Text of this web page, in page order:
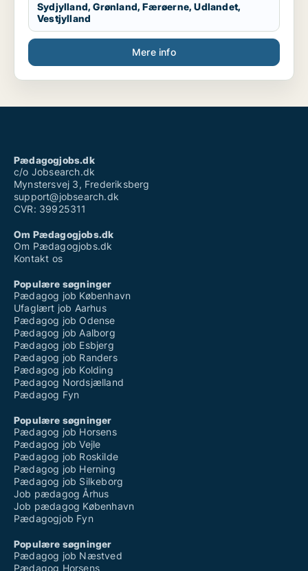
Sydjylland, Grønland, Færøerne, Udlandet,
Vestjylland
Mere info
Pædagogjobs.dk
c/o Jobsearch.dk
Mynstersvej 3, Frederiksberg
support@jobsearch.dk
CVR: 39925311
Om Pædagogjobs.dk
Om Pædagogjobs.dk
Kontakt os
Populære søgninger
Pædagog job København
Ufaglært job Aarhus
Pædagog job Odense
Pædagog job Aalborg
Pædagog job Esbjerg
Pædagog job Randers
Pædagog job Kolding
Pædagog Nordsjælland
Pædagog Fyn
Populære søgninger
Pædagog job Horsens
Pædagog job Vejle
Pædagog job Roskilde
Pædagog job Herning
Pædagog job Silkeborg
Job pædagog Århus
Job pædagog København
Pædagogjob Fyn
Populære søgninger
Pædagog job Næstved
Pædagog Horsens